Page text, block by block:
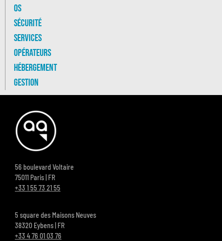
OS
Sécurité
Services
Opérateurs
Hébergement
Gestion
56 boulevard Voltaire
75011 Paris | FR
+33 1 55 73 21 55
5 square des Maisons Neuves
38320 Eybens | FR
+33 4 76 01 03 76